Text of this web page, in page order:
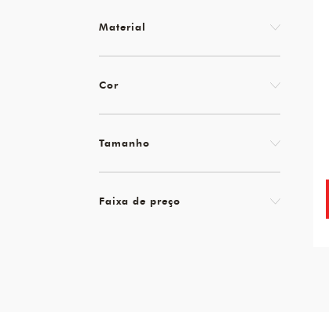
Material
Cor
Tamanho
Faixa de preço